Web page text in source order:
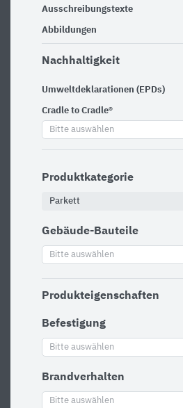
Ausschreibungstexte
Abbildungen
Nachhaltigkeit
Umweltdeklarationen (EPDs)
Cradle to Cradle®
Bitte auswählen
Produktkategorie
Parkett
Gebäude-Bauteile
Bitte auswählen
Produkteigenschaften
Befestigung
Bitte auswählen
Brandverhalten
Bitte auswählen